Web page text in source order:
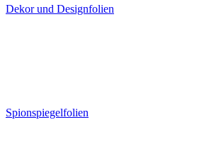
Dekor und Designfolien
Spionspiegelfolien